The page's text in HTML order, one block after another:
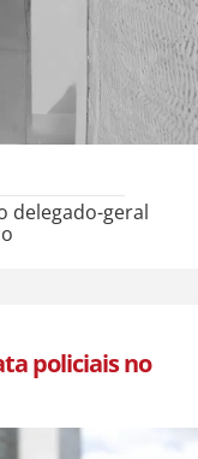
delegado-geral
policiais no